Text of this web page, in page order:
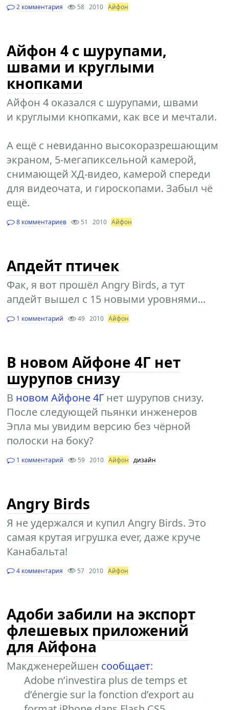
2 комментария 58 2010 Айфон
Айфон 4 с шурупами,
швами и круглыми
кнопками
Айфон 4 оказался с шурупами, швами
и круглыми кнопками, как все и мечтали.
А ещё с невиданно высокоразрешающим
экраном, 5-мегапиксельной камерой,
снимающей ХД-видео, камерой спереди
для видеочата, и гироскопами. Забыл чё
ещё.
8 комментариев 51 2010 Айфон
Апдейт птичек
Фак, я вот прошёл Angry Birds, а тут
апдейт вышел с 15 новыми уровнями...
1 комментарий 49 2010 Айфон
В новом Айфоне 4Г нет
шурупов снизу
В новом Айфоне 4Г нет шурупов снизу.
После следующей пьянки инженеров
Эпла мы увидим версию без чёрной
полоски на боку?
1 комментарий 59 2010 Айфон дизайн
Angry Birds
Я не удержался и купил Angry Birds. Это
самая крутая игрушка ever, даже круче
Канабальта!
4 комментария 57 2010 Айфон
Адоби забили на экспорт
флешевых приложений
для Айфона
Макдженерейшен сообщает:
Adobe n’investira plus de temps et
d’énergie sur la fonction d’export au